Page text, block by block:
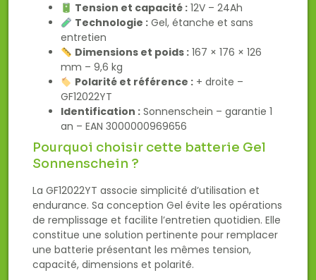
Tension et capacité :12V – 24Ah
Technologie :Gel, étanche et sans
entretien
Dimensions et poids :167 × 176 × 126
mm – 9,6 kg
Polarité et référence :+ droite –
GF12022YT
Identification : Sonnenschein – garantie 1
an – EAN 3000000969656
Pourquoi choisir cette batterie Gel
Sonnenschein ?
La GF12022YT associe simplicité d’utilisation et
endurance. Sa conception Gel évite les opérations
de remplissage et facilite l’entretien quotidien. Elle
constitue une solution pertinente pour remplacer
une batterie présentant les mêmes tension,
capacité, dimensions et polarité.